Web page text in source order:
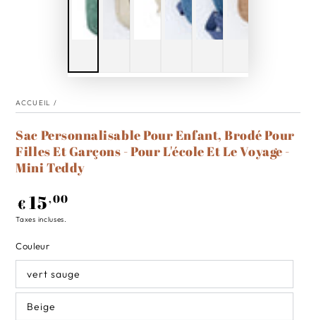
ACCUEIL /
Sac Personnalisable Pour Enfant, Brodé Pour
Filles Et Garçons - Pour L'école Et Le Voyage -
Mini Teddy
Prix
normal
€ 15,00
Taxes incluses.
Couleur
vert sauge
Beige